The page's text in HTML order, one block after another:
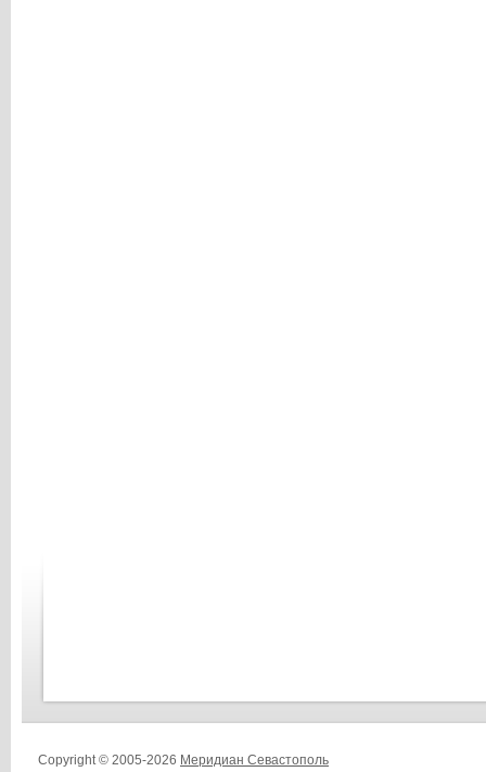
Copyright © 2005-2026 Меридиан Севастополь